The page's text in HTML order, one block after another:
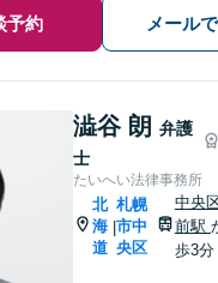
予約 メール
澁谷 朗 弁護
士
たいへい法律事務所
北
海
道
|
札幌
市中
央区
中央
前駅
歩3分